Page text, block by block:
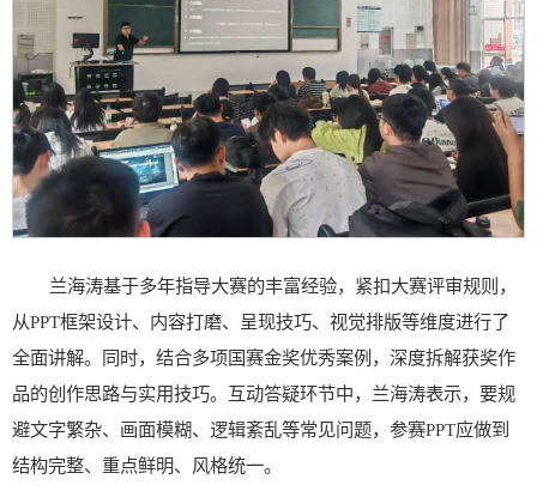
兰海涛基于多年指导大赛的丰富经验，紧扣大赛评审规则，
从PPT框架设计、内容打磨、呈现技巧、视觉排版等维度进行了
全面讲解。同时，结合多项国赛金奖优秀案例，深度拆解获奖作
品的创作思路与实用技巧。互动答疑环节中，兰海涛表示，要规
避文字繁杂、画面模糊、逻辑紊乱等常见问题，参赛PPT应做到
结构完整、重点鲜明、风格统一。